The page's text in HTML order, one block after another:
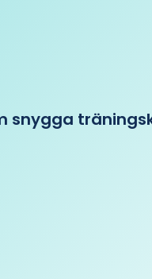
snygga